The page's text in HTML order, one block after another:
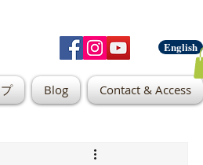
English
Blog Contact & Access